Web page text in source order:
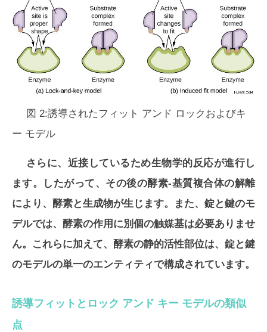
図 2:誘導されたフィット アンド ロックおよびキ
ー モデル
さらに、近接しているため生物学的反応が進行し
ます。したがって、その後の酵素-基質複合体の解離
により、酵素と生成物が生じます。また、錠と鍵のモ
デルでは、酵素の作用に別個の触媒基は必要ありませ
ん。これらに加えて、酵素の静的活性部位は、錠と鍵
のモデルの単一のエンティティで構成されています。
誘導フィットとロック アンド キー モデルの類似
点